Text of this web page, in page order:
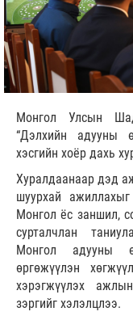
Монгол Улсын
“Дэлхийн адууны
хэсгийн хоёр дахь
Хуралдаанаар дэд
шуурхай
Монгол ёс заншил,
сурталчлан
Монгол адууны
өргөжүүлэн
хэрэгжүүлэх
зэргийг хэлэлцлээ.